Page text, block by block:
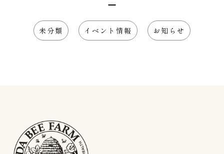
未分類 イベント情報 お知らせ